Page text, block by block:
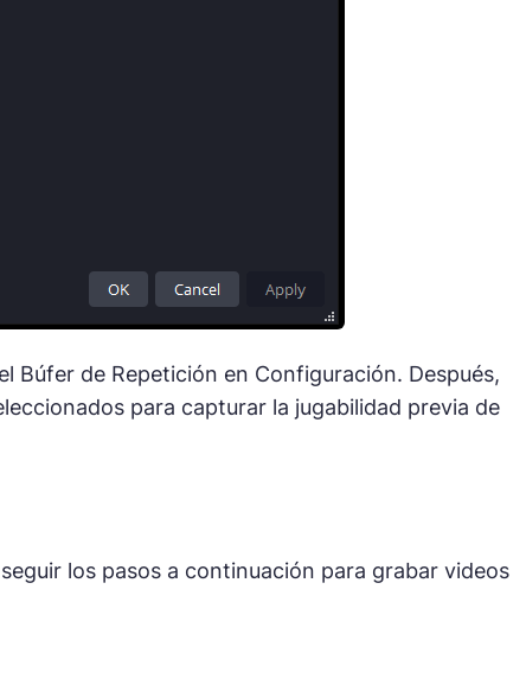
Búfer de Repetición en Configuración. Después,
para capturar la jugabilidad previa de
los pasos a continuación para grabar videos